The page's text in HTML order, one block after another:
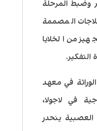
وضبط المرحلة
المصممة
من الخلايا
في معهد
في لاجولا،
العصبية ينحدر